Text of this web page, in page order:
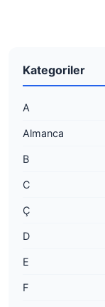
Kategoriler
A
Almanca
B
C
Ç
D
E
F